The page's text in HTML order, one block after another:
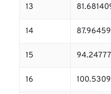
13
14
15
16